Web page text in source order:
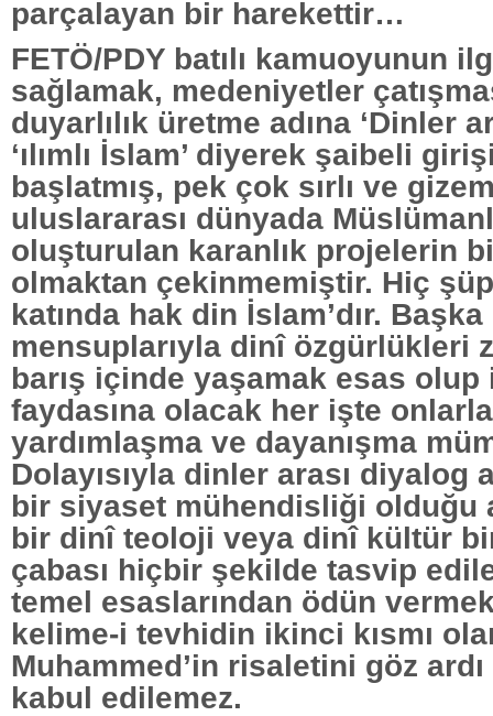
parçalayan bir harekettir…
FETÖ/PDY batılı kamuoyunun
sağlamak, medeniyetler
duyarlılık üretme adına ‘Dinler
‘ılımlı İslam’ diyerek şaibeli
başlatmış, pek çok sırlı ve
uluslararası dünyada
oluşturulan karanlık projelerin
olmaktan çekinmemiştir. Hiç
katında hak din İslam’dır.
mensuplarıyla dinî özgürlükleri
barış içinde yaşamak esas olup
faydasına olacak her işte
yardımlaşma ve dayanışma
Dolayısıyla dinler arası diyalog
bir siyaset mühendisliği olduğu
bir dinî teoloji veya dinî kültür
çabası hiçbir şekilde tasvip
temel esaslarından ödün
kelime-i tevhidin ikinci kısmı
Muhammed’in risaletini göz
kabul edilemez.